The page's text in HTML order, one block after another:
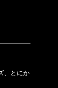
、とにか